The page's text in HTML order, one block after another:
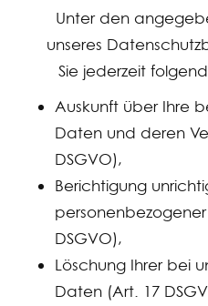
Unter den
unseres
Sie jederzeit
Auskunft über Ihre
Daten und deren
DSGVO),
Berichtigung
DSGVO),
Löschung Ihrer bei
Daten (Art. 17